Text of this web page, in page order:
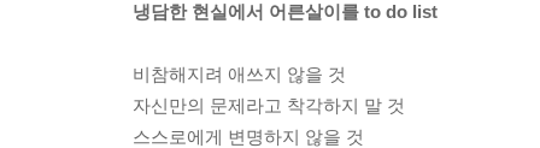
단함을 견뎌내라. 당신이 해야 할 일은 연한 희망
--- 「희망의 근거를 만들 것」 중에서
냉담한 현실에서 어른살이를 to do list
비참해지려 애쓰지 않을 것
자신만의 문제라고 착각하지 말 것
스스로에게 변명하지 않을 것